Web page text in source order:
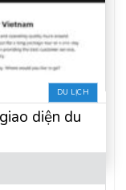
DU LỊCH
diện du
Giá